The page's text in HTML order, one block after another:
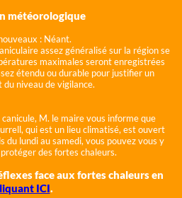
météorologique
: Néant.
assez généralisé sur la région se
maximales seront enregistrées
étendu ou durable pour justifier un
du niveau de vigilance.
M. le maire vous informe que
qui est un lieu climatisé, est ouvert
du lundi au samedi, vous pouvez vous y
des fortes chaleurs.
face aux fortes chaleurs en
ICI.